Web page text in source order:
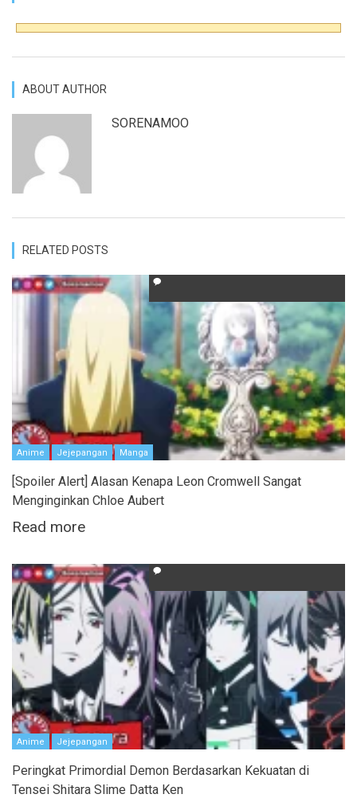
ABOUT AUTHOR
SORENAMOO
RELATED POSTS
Anime Jejepangan Manga
[Spoiler Alert] Alasan Kenapa Leon Cromwell Sangat
Menginginkan Chloe Aubert
Read more
Anime Jejepangan
Peringkat Primordial Demon Berdasarkan Kekuatan di
Tensei Shitara Slime Datta Ken